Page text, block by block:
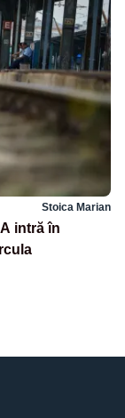
Stoica Marian
intră în